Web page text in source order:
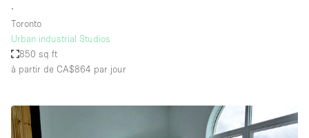
∙
Toronto
Urban industrial Studios
850 sq ft
à partir de CA$864 par jour